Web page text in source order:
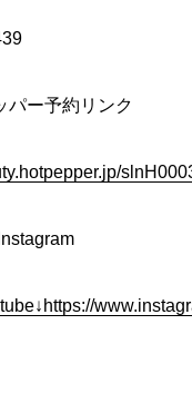
パー予約リンク